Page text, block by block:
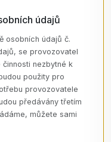
údajů
osobních údajů č.
se provozovatel
nezbytné k
použity pro
provozovatele
předávány třetím
můžete sami